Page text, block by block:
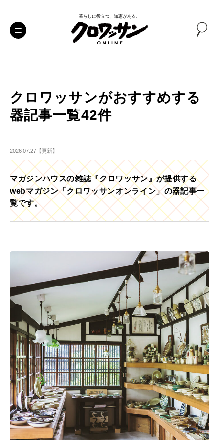
暮らしに役立つ、知恵がある。
クロワッサンがおすすめする
器記事一覧42件
2026.07.27【更新】
マガジンハウスの雑誌『クロワッサン』が提供する
webマガジン「クロワッサンオンライン」の器記事一
覧です。